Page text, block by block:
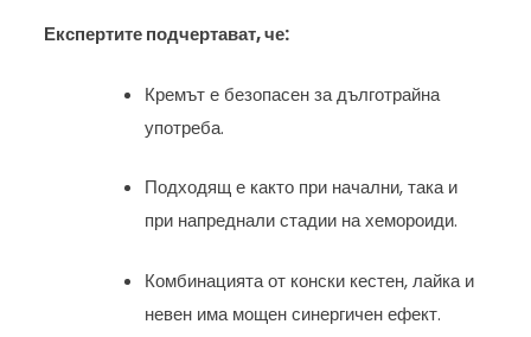
Експертите подчертават, че:
Кремът е безопасен за дълготрайна
употреба.
Подходящ е както при начални, така и
при напреднали стадии на хемороиди.
Комбинацията от конски кестен, лайка и
невен има мощен синергичен ефект.